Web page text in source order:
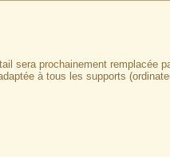
sera prochainement remplacée
à tous les supports